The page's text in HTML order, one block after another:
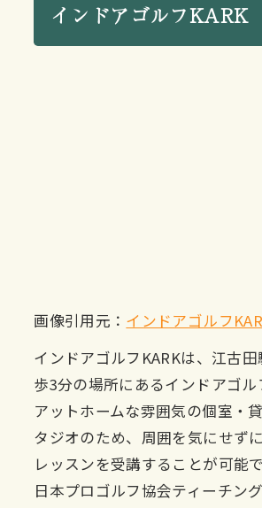
インドアゴルフKARK
画像引用元： インドアゴルフ
インドアゴルフKARKは、江古
歩3分の場所にあるインドアゴル
アットホームな雰囲気の個室・
タジオのため、周囲を気にせずに
レッスンを受講することが可能で
日本プロゴルフ協会ティーチン